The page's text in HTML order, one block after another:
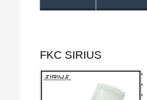
FKC SIRIUS